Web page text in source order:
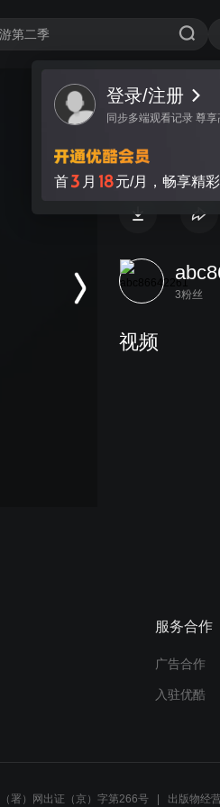
登录/注册
同步多端观看记录 尊
首3 月 18元/月，畅享精
视频 讨论
北峪篝火
3粉丝
视频
服务合作
广告合作
入驻优酷
署）网出证（京）字第266号 出版物经